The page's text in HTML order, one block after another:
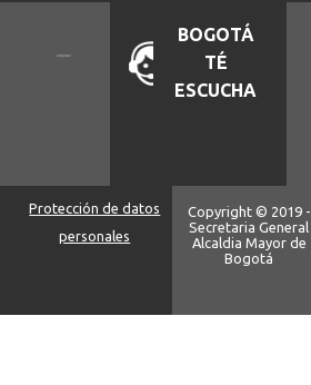
BOGOTÁ
TÉ
ESCUCHA
Protección de datos
personales
Copyright © 2019 -
Secretaria General
Alcaldia Mayor de
Bogotá